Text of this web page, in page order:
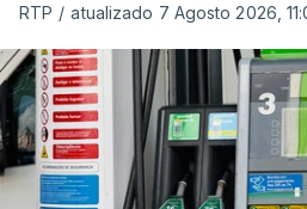
RTP / atualizado 7 Agosto 2026,